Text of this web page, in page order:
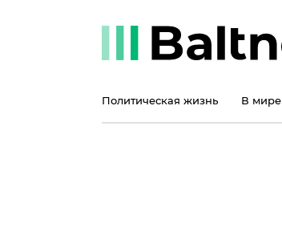
Политическая жизнь В мире